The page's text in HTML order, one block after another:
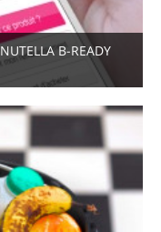
B-READY